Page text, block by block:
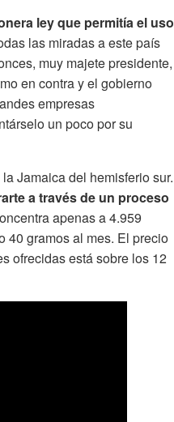
ley que permitía el uso
las miradas a este país
muy majete presidente,
en contra y el gobierno
empresas
un poco por su
Jamaica del hemisferio sur.
a través de un proceso
apenas a 4.959
40 gramos al mes. El precio
ofrecidas está sobre los 12